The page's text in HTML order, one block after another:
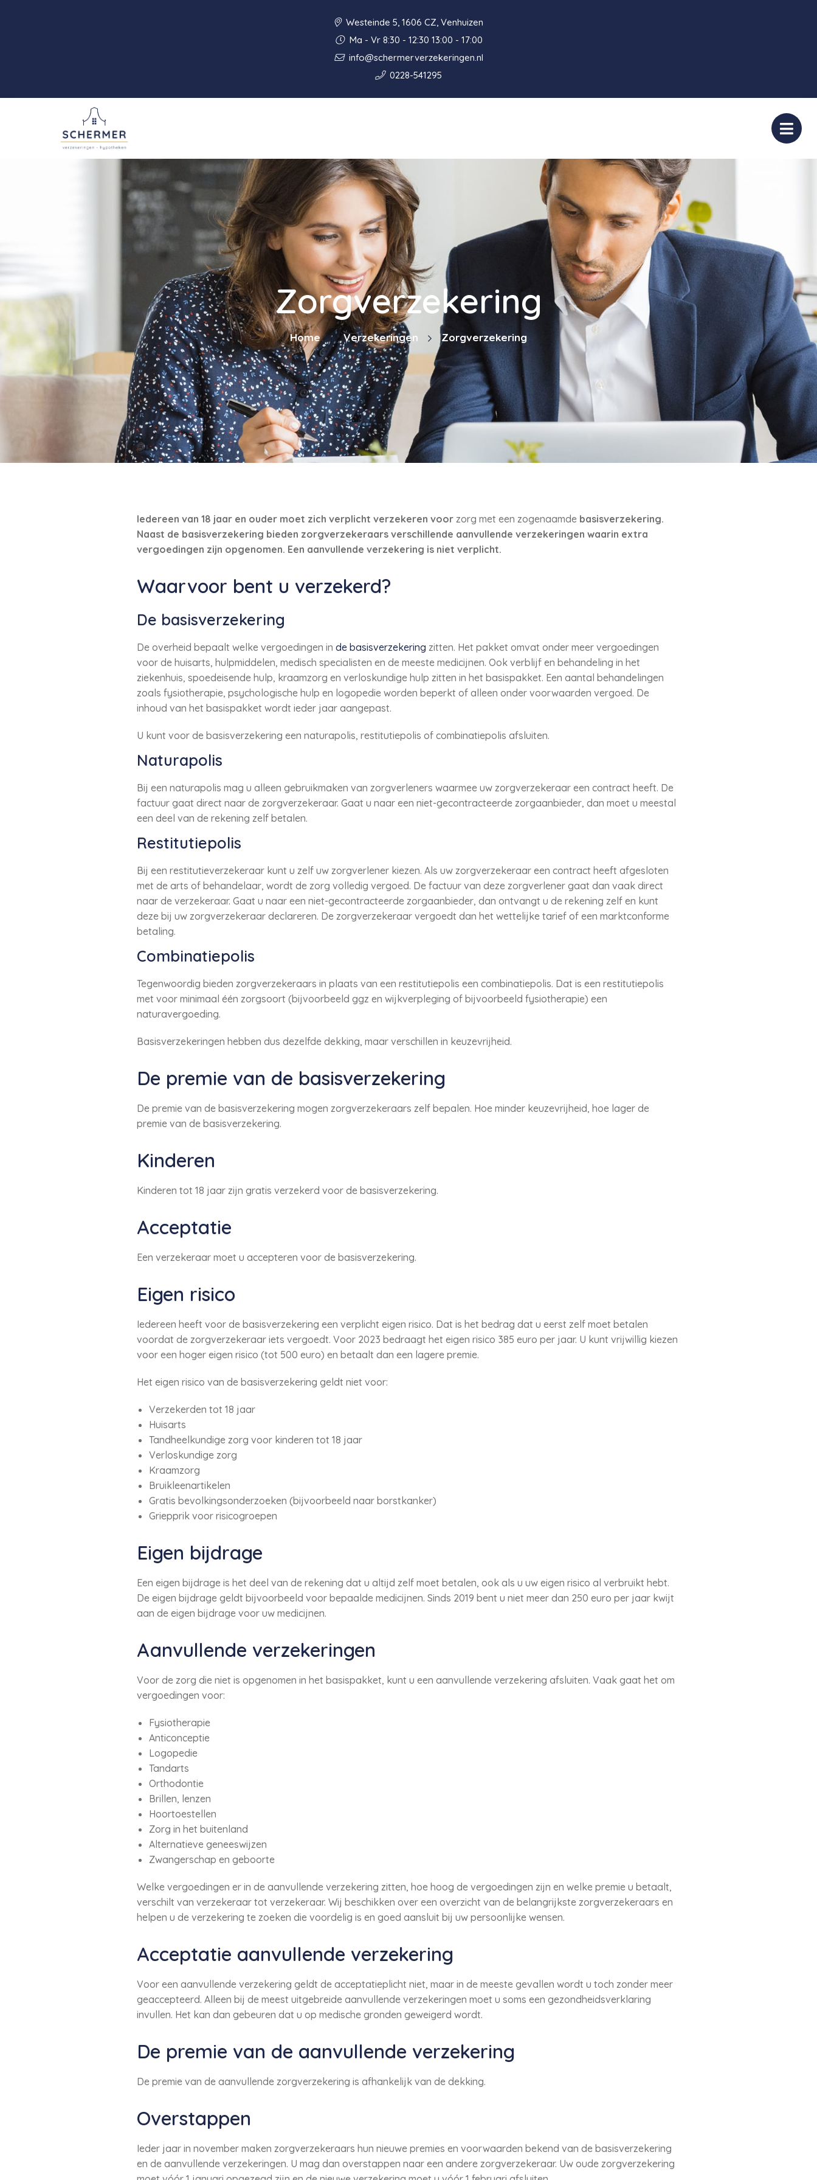
Westeinde 5, 1606 CZ, Venhuizen
Ma - Vr 8:30 - 12:30 13:00 - 17:00
info@schermerverzekeringen.nl
0228-541295
Zorgverzekering
Home Verzekeringen Zorgverzekering
Iedereen van 18 jaar en ouder moet zich verplicht verzekeren voorzorg met een zogenaamde basisverzekering.
Naast de basisverzekering bieden zorgverzekeraars verschillende aanvullende verzekeringen waarin extra
vergoedingen zijn opgenomen. Een aanvullende verzekering is niet verplicht.
Waarvoor bent u verzekerd?
De basisverzekering
De overheid bepaalt welke vergoedingen in de basisverzekering zitten. Het pakket omvat onder meer vergoedingen
voor de huisarts, hulpmiddelen, medisch specialisten en de meeste medicijnen. Ook verblijf en behandeling in het
ziekenhuis, spoedeisende hulp, kraamzorg en verloskundige hulp zitten in het basispakket. Een aantal behandelingen
zoals fysiotherapie, psychologische hulp en logopedie worden beperkt of alleen onder voorwaarden vergoed. De
inhoud van het basispakket wordt ieder jaar aangepast.
U kunt voor de basisverzekering een naturapolis, restitutiepolis of combinatiepolis afsluiten.
Naturapolis
Bij een naturapolis mag u alleen gebruikmaken van zorgverleners waarmee uw zorgverzekeraar een contract heeft. De
factuur gaat direct naar de zorgverzekeraar. Gaat u naar een niet-gecontracteerde zorgaanbieder, dan moet u meestal
een deel van de rekening zelf betalen.
Restitutiepolis
Bij een restitutieverzekeraar kunt u zelf uw zorgverlener kiezen. Als uw zorgverzekeraar een contract heeft afgesloten
met de arts of behandelaar, wordt de zorg volledig vergoed. De factuur van deze zorgverlener gaat dan vaak direct
naar de verzekeraar. Gaat u naar een niet-gecontracteerde zorgaanbieder, dan ontvangt u de rekening zelf en kunt
deze bij uw zorgverzekeraar declareren. De zorgverzekeraar vergoedt dan het wettelijke tarief of een marktconforme
betaling.
Combinatiepolis
Tegenwoordig bieden zorgverzekeraars in plaats van een restitutiepolis een combinatiepolis. Dat is een restitutiepolis
met voor minimaal één zorgsoort (bijvoorbeeld ggz en wijkverpleging of bijvoorbeeld fysiotherapie) een
naturavergoeding.
Basisverzekeringen hebben dus dezelfde dekking, maar verschillen in keuzevrijheid.
De premie van de basisverzekering
De premie van de basisverzekering mogen zorgverzekeraars zelf bepalen. Hoe minder keuzevrijheid, hoe lager de
premie van de basisverzekering.
Kinderen
Kinderen tot 18 jaar zijn gratis verzekerd voor de basisverzekering.
Acceptatie
Een verzekeraar moet u accepteren voor de basisverzekering.
Eigen risico
Iedereen heeft voor de basisverzekering een verplicht eigen risico. Dat is het bedrag dat u eerst zelf moet betalen
voordat de zorgverzekeraar iets vergoedt. Voor 2023 bedraagt het eigen risico 385 euro per jaar. U kunt vrijwillig kiezen
voor een hoger eigen risico (tot 500 euro) en betaalt dan een lagere premie.
Het eigen risico van de basisverzekering geldt niet voor:
Verzekerden tot 18 jaar
Huisarts
Tandheelkundige zorg voor kinderen tot 18 jaar
Verloskundige zorg
Kraamzorg
Bruikleenartikelen
Gratis bevolkingsonderzoeken (bijvoorbeeld naar borstkanker)
Griepprik voor risicogroepen
Eigen bijdrage
Een eigen bijdrage is het deel van de rekening dat u altijd zelf moet betalen, ook als u uw eigen risico al verbruikt hebt.
De eigen bijdrage geldt bijvoorbeeld voor bepaalde medicijnen. Sinds 2019 bent u niet meer dan 250 euro per jaar kwijt
aan de eigen bijdrage voor uw medicijnen.
Aanvullende verzekeringen
Voor de zorg die niet is opgenomen in het basispakket, kunt u een aanvullende verzekering afsluiten. Vaak gaat het om
vergoedingen voor:
Fysiotherapie
Anticonceptie
Logopedie
Tandarts
Orthodontie
Brillen, lenzen
Hoortoestellen
Zorg in het buitenland
Alternatieve geneeswijzen
Zwangerschap en geboorte
Welke vergoedingen er in de aanvullende verzekering zitten, hoe hoog de vergoedingen zijn en welke premie u betaalt,
verschilt van verzekeraar tot verzekeraar. Wij beschikken over een overzicht van de belangrijkste zorgverzekeraars en
helpen u de verzekering te zoeken die voordelig is en goed aansluit bij uw persoonlijke wensen.
Acceptatie aanvullende verzekering
Voor een aanvullende verzekering geldt de acceptatieplicht niet, maar in de meeste gevallen wordt u toch zonder meer
geaccepteerd. Alleen bij de meest uitgebreide aanvullende verzekeringen moet u soms een gezondheidsverklaring
invullen. Het kan dan gebeuren dat u op medische gronden geweigerd wordt.
De premie van de aanvullende verzekering
De premie van de aanvullende zorgverzekering is afhankelijk van de dekking.
Overstappen
Ieder jaar in november maken zorgverzekeraars hun nieuwe premies en voorwaarden bekend van de basisverzekering
en de aanvullende verzekeringen. U mag dan overstappen naar een andere zorgverzekeraar. Uw oude zorgverzekering